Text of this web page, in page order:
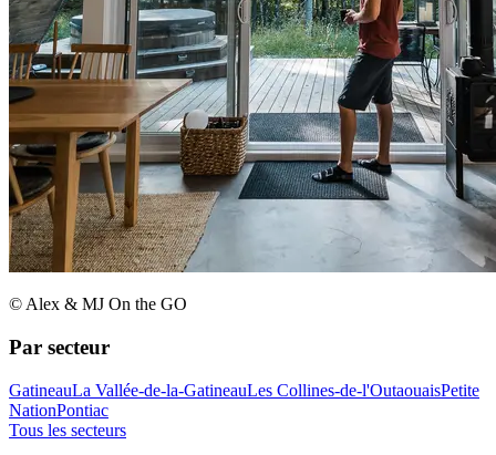
© Alex & MJ On the GO
Par secteur
GatineauLa Vallée-de-la-GatineauLes Collines-de-l'OutaouaisPetite
NationPontiac
Tous les secteurs